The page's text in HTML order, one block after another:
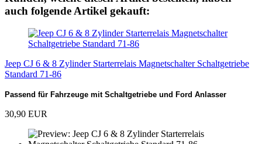
auch folgende Artikel gekauft:
Jeep CJ 6 & 8 Zylinder Starterrelais Magnetschalter Schaltgetriebe
Standard 71-86
Passend für Fahrzeuge mit Schaltgetriebe und Ford Anlasser
30,90 EUR